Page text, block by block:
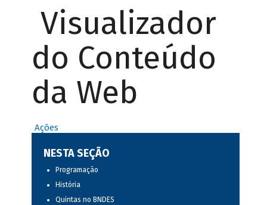
Visualizador
do Conteúdo
da Web
Ações
NESTA SEÇÃO
Programação
História
Quintas no BNDES